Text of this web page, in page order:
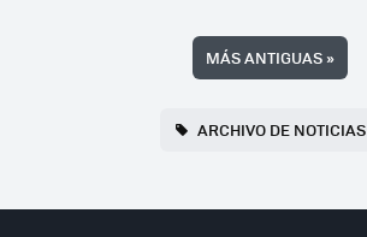
MÁS ANTIGUAS»
ARCHIVO DE NOTICIAS